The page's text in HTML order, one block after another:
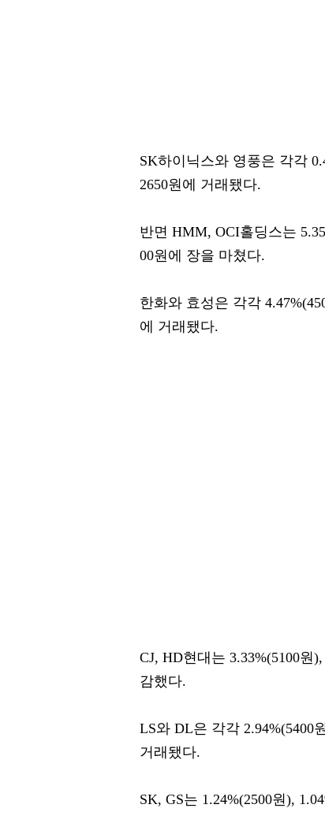
SK하이닉스와 영풍은 각각
2650원에 거래됐다.
반면 HMM, OCI홀딩스는
00원에 장을 마쳤다.
한화와 효성은 각각
에 거래됐다.
CJ, HD현대는 3.33%(5100원
감했다.
LS와 DL은 각각 2.94%(5400
거래됐다.
SK, GS는 1.24%(2500원),